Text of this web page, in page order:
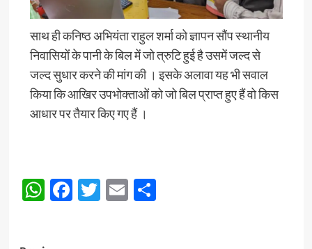
साथ ही कनिष्ठ अभियंता राहुल शर्मा को ज्ञापन सौंप स्थानीय
निवासियों के पानी के बिल में जो त्रुटि हुई है उसमें जल्द से
जल्द सुधार करने की मांग की । इसके अलावा यह भी सवाल
किया कि आखिर उपभोक्ताओं को जो बिल प्राप्त हुए हैं वो किस
आधार पर तैयार किए गए हैं ।
WhatsApp
Facebook
Twitter
EmailShare